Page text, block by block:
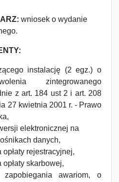
wniosek o wydanie
instalację (2 egz.) o
zintegrowanego
z art. 184 ust 2 i art. 208
27 kwietnia 2001 r. - Prawo
elektronicznej na
danych,
rejestracyjnej,
skarbowej,
zapobiegania awariom, o